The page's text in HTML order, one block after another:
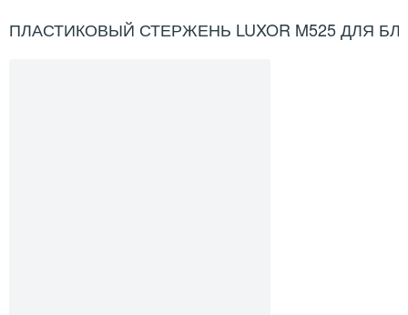
ПЛАСТИКОВЫЙ СТЕРЖЕНЬ LUXOR M525 ДЛЯ